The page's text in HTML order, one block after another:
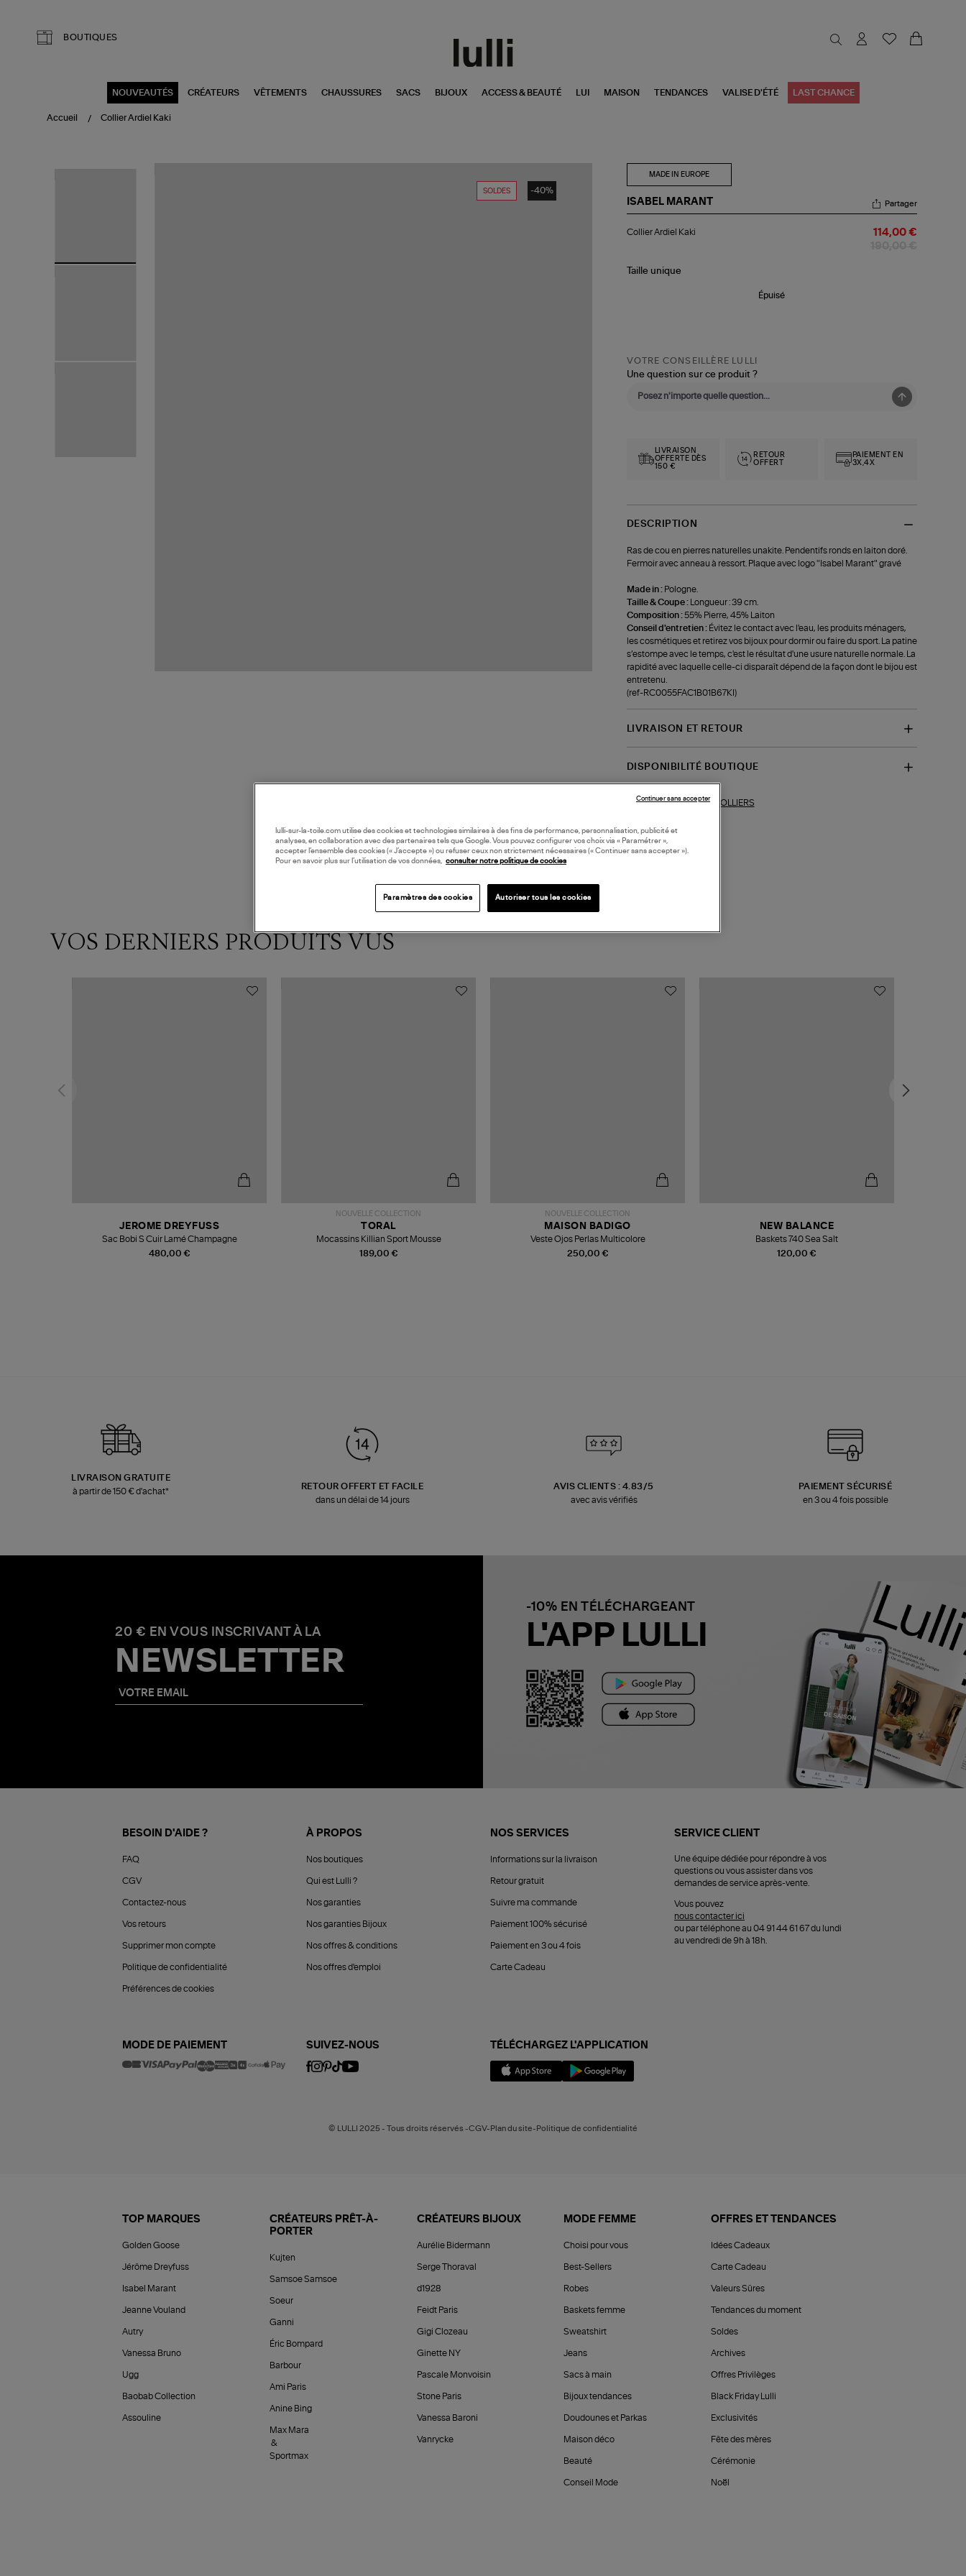
BOUTIQUES
NOUVEAUTÉS CRÉATEURS VÊTEMENTS CHAUSSURES SACS BIJOUX ACCESS & BEAUTÉ LUI MAISON TENDANCES VALISE D'ÉTÉ LAST CHANCE
Accueil Collier Ardiel Kaki
SOLDES -40%
MADE IN EUROPE
ISABEL MARANT
Ardiel
Partager
Collier Ardiel Kaki 114,00 €
Taille unique
Épuisé
VOTRE CONSEILLÈRE LULLI
Une question sur ce produit ?
LIVRAISON
OFFERTE DÈS
150 €
RETOUR
OFFERT
PAIEMENT EN
3X,4X
DESCRIPTION
Ras de cou en pierres naturelles unakite. Pendentifs ronds en laiton doré.
Fermoir avec anneau à ressort. Plaque avec logo "Isabel Marant" gravé
Made in : Pologne.
Taille & Coupe :
Longueur : 39 cm.
Composition :55% Pierre, 45% Laiton
Conseil d'entretien : Évitez le contact avec l'eau, les produits ménagers,
les cosmétiques et retirez vos bijoux pour dormir ou faire du sport. La patine
s’estompe avec le temps, c'est le résultat d'une usure naturelle normale. La
rapidité avec laquelle celle-ci disparaît dépend de la façon dont le bijou est
entretenu.
(ref-RC0055FAC1B01B67KI)
LIVRAISON ET RETOUR
DISPONIBILITÉ BOUTIQUE
Collections similaires : COLLIERS
VOS DERNIERS PRODUITS VUS
480,00 €
JEROME DREYFUSS
Sac Bobi S Cuir Lamé Champagne
NOUVELLE COLLECTION
189,00 €
TORAL
Mocassins Killian Sport Mousse
NOUVELLE COLLECTION
250,00 €
MAISON BADIGO
Veste Ojos Perlas Multicolore
120,00 €
NEW BALANCE
Baskets 740 Sea Salt
LIVRAISON GRATUITE
à partir de 150 € d'achat*
RETOUR OFFERT ET FACILE
dans un délai de 14 jours
AVIS CLIENTS : 4.83/5
avec avis vérifiés
PAIEMENT SÉCURISÉ
en 3 ou 4 fois possible
20 € EN VOUS INSCRIVANT À LA
NEWSLETTER
-10% EN TÉLÉCHARGEANT
L'APP LULLI
BESOIN D'AIDE ?
FAQ
CGV
Contactez-nous
Vos retours
Supprimer mon compte
Politique de confidentialité
Préférences de cookies
À PROPOS
Nos boutiques
Qui est Lulli ?
Nos garanties
Nos garanties Bijoux
Nos offres & conditions
Nos offres d'emploi
NOS SERVICES
Informations sur la livraison
Retour gratuit
Suivre ma commande
Paiement 100% sécurisé
Paiement en 3 ou 4 fois
Carte Cadeau
SERVICE CLIENT
Une équipe dédiée pour répondre à vos
questions ou vous assister dans vos
demandes de service après-vente.
Vous pouvez
nous contacter ici
ou par téléphone au 04 91 44 61 67 du lundi
au vendredi de 9h à 18h.
MODE DE PAIEMENT SUIVEZ-NOUS TÉLÉCHARGEZ L'APPLICATION
© LULLI 2025 - Tous droits réservés -CGV-Plan du site-Politique de confidentialité
TOP MARQUES
Golden Goose
Jérôme Dreyfuss
Isabel Marant
Jeanne Vouland
Autry
Vanessa Bruno
Ugg
Baobab Collection
Assouline
CRÉATEURS PRÊT-À-
PORTER
Kujten
Samsoe Samsoe
Soeur
Ganni
Éric Bompard
Barbour
Ami Paris
Anine Bing
Max Mara
&
Sportmax
CRÉATEURS BIJOUX
Aurélie Bidermann
Serge Thoraval
d1928
Feidt Paris
Gigi Clozeau
Ginette NY
Pascale Monvoisin
Stone Paris
Vanessa Baroni
Vanrycke
MODE FEMME
Choisi pour vous
Best-Sellers
Robes
Baskets femme
Sweatshirt
Jeans
Sacs à main
Bijoux tendances
Doudounes et Parkas
Maison déco
Beauté
Conseil Mode
OFFRES ET TENDANCES
Idées Cadeaux
Carte Cadeau
Valeurs Sûres
Tendances du moment
Soldes
Archives
Offres Privilèges
Black Friday Lulli
Exclusivités
Fête des mères
Cérémonie
Noël
lulli-sur-la-toile.com utilise des cookies et technologies similaires à des fins de performance, personnalisation, publicité et
analyses, en collaboration avec des partenaires tels que Google. Vous pouvez configurer vos choix via « Paramétrer »,
accepter l’ensemble des cookies (« J’accepte ») ou refuser ceux non strictement nécessaires (« Continuer sans accepter »).
Pour en savoir plus sur l’utilisation de vos données, consulter notre politique de cookies
Paramètres des cookies Autoriser tous les cookies
Continuer sans accepter